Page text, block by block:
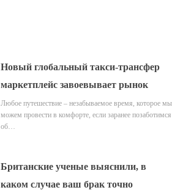
Новый глобальный такси-трансфер
маркетплейс завоевывает рынок
Любое путешествие – незабываемое время, которое мы
можем провести в комфорте, если заранее позаботимся
об…
Британские ученые выяснили, в
каком случае ваш брак точно